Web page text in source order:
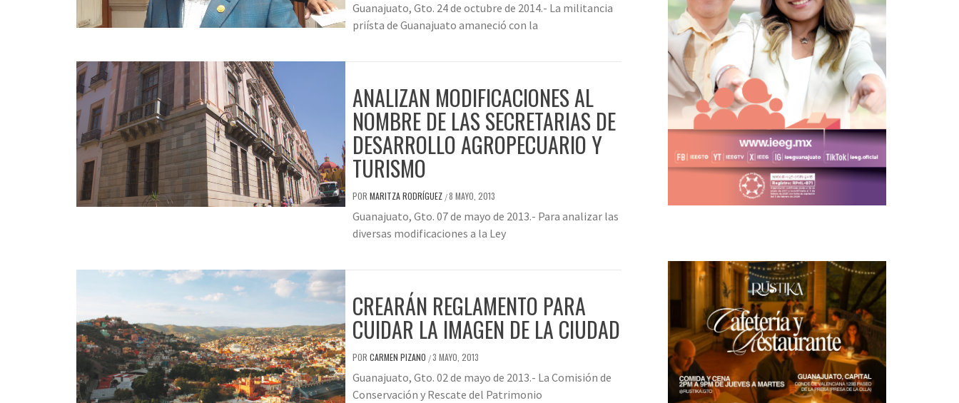
Guanajuato, Gto. 24 de octubre de 2014.- La militancia
priísta de Guanajuato amaneció con la
ANALIZAN MODIFICACIONES AL
NOMBRE DE LAS SECRETARIAS DE
DESARROLLO AGROPECUARIO Y
TURISMO
POR MARITZA RODRÍGUEZ /8 MAYO, 2013
Guanajuato, Gto. 07 de mayo de 2013.- Para analizar las
diversas modificaciones a la Ley
CREARÁN REGLAMENTO PARA
CUIDAR LA IMAGEN DE LA CIUDAD
POR CARMEN PIZANO /3 MAYO, 2013
Guanajuato, Gto. 02 de mayo de 2013.- La Comisión de
Conservación y Rescate del Patrimonio